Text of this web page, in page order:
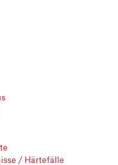
/ Härtefälle